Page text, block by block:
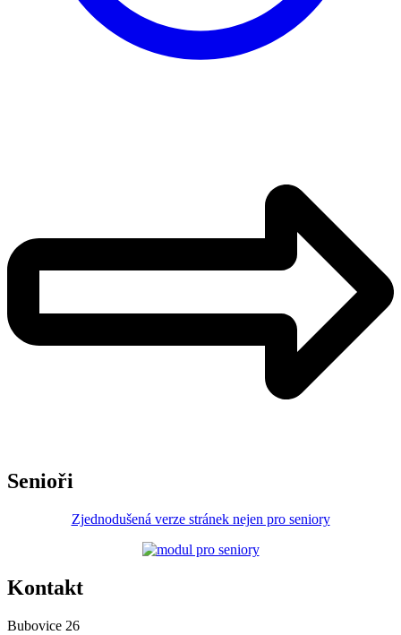
Senioři
Zjednodušená verze stránek nejen pro seniory
Kontakt
Bubovice 26